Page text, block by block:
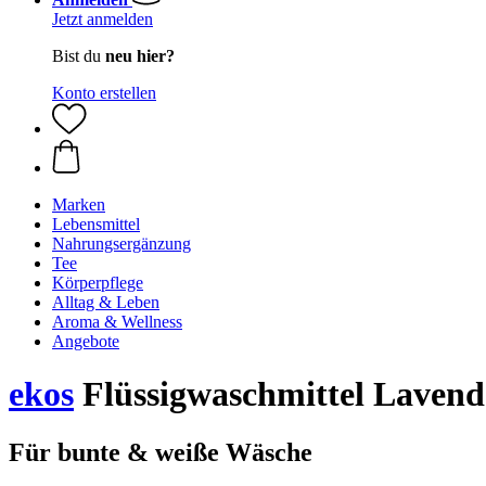
Jetzt anmelden
Bist du neu hier?
Konto erstellen
Marken
Lebensmittel
Nahrungsergänzung
Tee
Körperpflege
Alltag & Leben
Aroma & Wellness
Angebote
ekos Flüssigwaschmittel
Für bunte & weiße Wäsche